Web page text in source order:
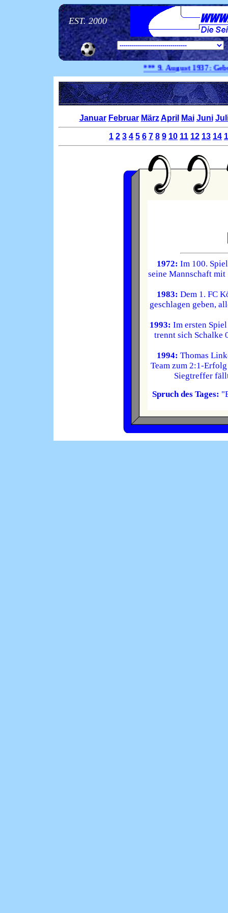
EST. 2000
*** 9. August1937:
Januar Februar März April Mai Juni
1 2 3 4 5 6 7 8 9 10 11 12 13 14
1972: Im 100.
seine Mannschaft
1983: Dem 1. FC
geschlagen geben,
1993: Im ersten
trennt sich Schalke
1994: Thomas
Team zum 2:1-
Siegtreffer
Spruch des Tages: